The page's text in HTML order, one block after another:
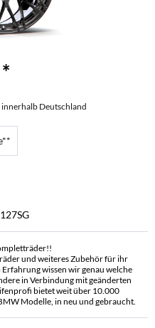
Deutschland
und weiteres Zubehör für ihr
wissen wir genau welche
in Verbindung mit geänderten
bietet weit über 10.000
Modelle, in neu und gebraucht.